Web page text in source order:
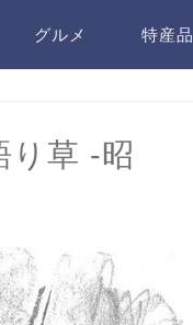
グルメ 特産品
り草 -昭